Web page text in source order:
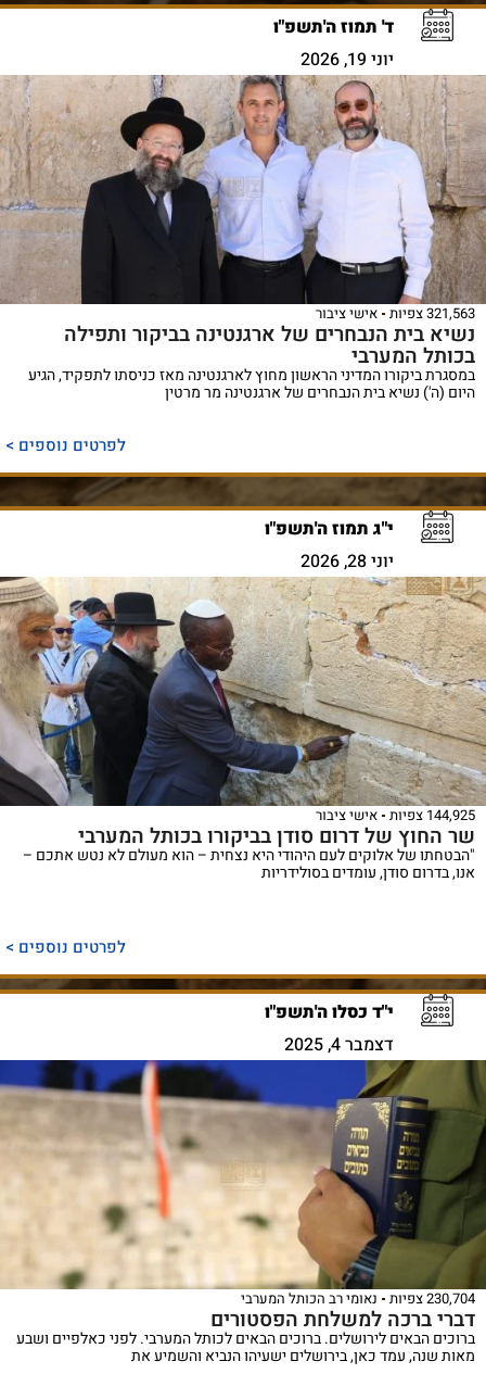
ד' תמוז ה'תשפ"ו
יוני 19, 2026
321,563 צפיות אישי ציבור
נשיא בית הנבחרים של ארגנטינה בביקור ותפילה
בכותל המערבי
במסגרת ביקורו המדיני הראשון מחוץ לארגנטינה מאז כניסתו לתפקיד, הגיע
היום (ה') נשיא בית הנבחרים של ארגנטינה מר מרטין
לפרטים נוספים >
י"ג תמוז ה'תשפ"ו
יוני 28, 2026
144,925 צפיות אישי ציבור
שר החוץ של דרום סודן בביקורו בכותל המערבי
"הבטחתו של אלוקים לעם היהודי היא נצחית – הוא מעולם לא נטש אתכם –
אנו, בדרום סודן, עומדים בסולידריות
לפרטים נוספים >
י"ד כסלו ה'תשפ"ו
דצמבר 4, 2025
230,704 צפיות נאומי רב הכותל המערבי
דברי ברכה למשלחת הפסטורים
ברוכים הבאים לירושלים. ברוכים הבאים לכותל המערבי. לפני כאלפיים ושבע
מאות שנה, עמד כאן, בירושלים ישעיהו הנביא והשמיע את